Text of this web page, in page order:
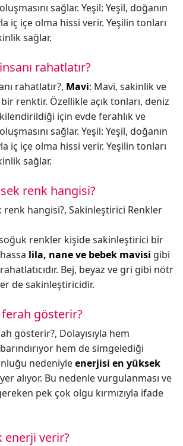
sağlar. Yeşil: Yeşil, doğanın
iç içe olma hissi verir. Yeşilin tonları
sağlar.
rahatlatır?
rahatlatır?, Mavi: Mavi, sakinlik ve
renktir. Özellikle açık tonları, deniz
için evde ferahlık ve
sağlar. Yeşil: Yeşil, doğanın
iç içe olma hissi verir. Yeşilin tonları
sağlar.
renk hangisi?
renk hangisi?, Sakinleştirici Renkler
renkler kişide sakinleştirici bir
lila, nane ve bebek mavisi gibi
Bej, beyaz ve gri gibi nötr
de sakinleştiricidir.
gösterir?
gösterir?, Dolayısıyla hem
hem de simgelediği
nedeniyleenerjisi en yüksek
alıyor. Bu nedenle vurgulanması ve
pek çok olgu kırmızıyla ifade
enerji verir?